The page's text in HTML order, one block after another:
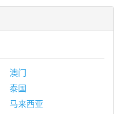
澳门
泰国
马来西亚